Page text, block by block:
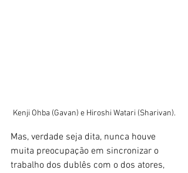
Kenji Ohba (Gavan) e Hiroshi Watari (Sharivan).
Mas, verdade seja dita, nunca houve
muita preocupação em sincronizar o
trabalho dos dublês com o dos atores,